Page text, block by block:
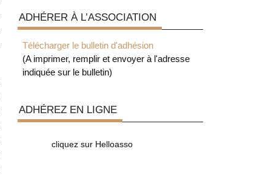
ADHÉRER À L’ASSOCIATION
Télécharger le bulletin d'adhésion
(A imprimer, remplir et envoyer à l'adresse
indiquée sur le bulletin)
ADHÉREZ EN LIGNE
cliquez sur Helloasso